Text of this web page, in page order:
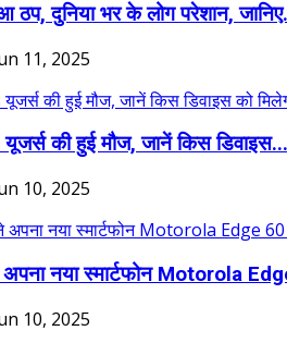
दुनिया भर के लोग परेशान,
11, 2025
की हुई मौज, जानें क‍िस ड‍िवाइस...
10, 2025
नया स्मार्टफोन Motorola
10, 2025